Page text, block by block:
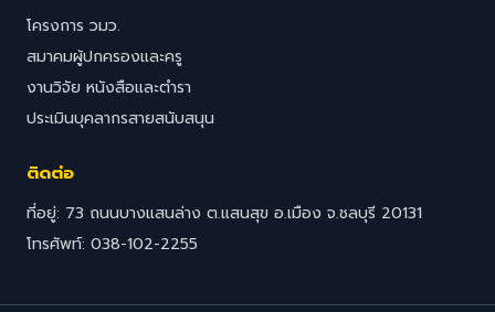
โครงการ วมว.
สมาคมผู้ปกครองและครู
งานวิจัย หนังสือและตำรา
ประเมินบุคลากรสายสนับสนุน
ติดต่อ
ที่อยู่: 73 ถนนบางแสนล่าง ต.แสนสุข อ.เมือง จ.ชลบุรี 20131
โทรศัพท์: 038-102-2255